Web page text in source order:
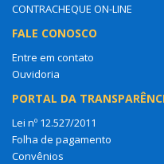
CONTRACHEQUE ON-LINE
FALE CONOSCO
Entre em contato
Ouvidoria
PORTAL DA
Lei nº 12.527/2011
Folha de pagamento
Convênios